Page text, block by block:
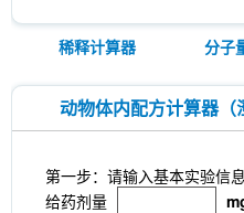
稀释计算器 分子
动物体内配方计算器（
第一步：请输入基本实验信
给药剂量